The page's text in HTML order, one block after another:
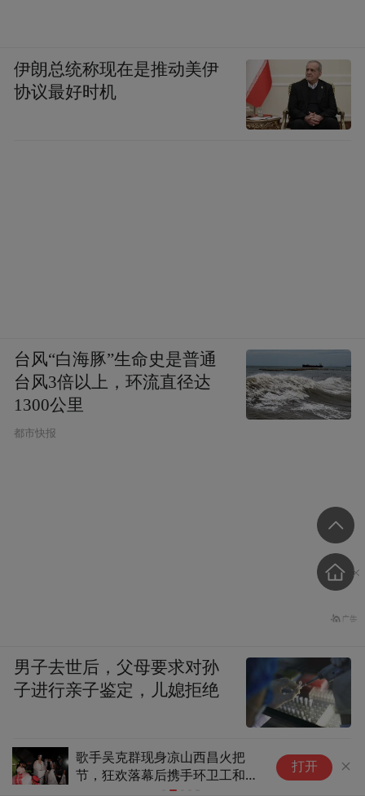
歌手吴克群现身凉山西昌火把
节，狂欢落幕后携手环卫工和志
愿者连夜清扫现场垃圾
打开
伊朗总统称现在是推动美伊
协议最好时机
台风“白海豚”生命史是普通
台风3倍以上，环流直径达
1300公里
都市快报
男子去世后，父母要求对孙
子进行亲子鉴定，儿媳拒绝